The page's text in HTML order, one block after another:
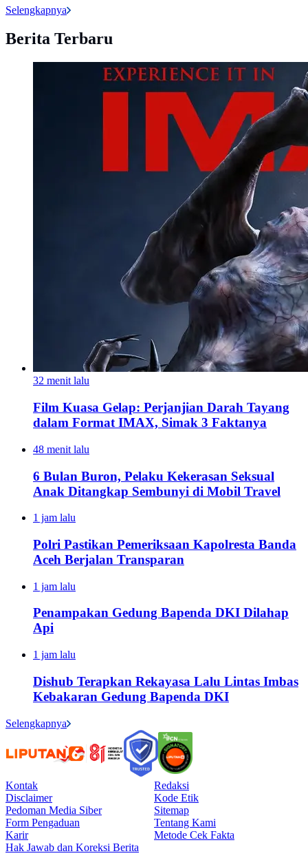
Selengkapnya
Berita Terbaru
32 menit lalu
Film Kuasa Gelap: Perjanjian Darah Tayang
dalam Format IMAX, Simak 3 Faktanya
48 menit lalu
6 Bulan Buron, Pelaku Kekerasan Seksual
Anak Ditangkap Sembunyi di Mobil Travel
1 jam lalu
Polri Pastikan Pemeriksaan Kapolresta Banda
Aceh Berjalan Transparan
1 jam lalu
Penampakan Gedung Bapenda DKI Dilahap
Api
1 jam lalu
Dishub Terapkan Rekayasa Lalu Lintas Imbas
Kebakaran Gedung Bapenda DKI
Selengkapnya
Kontak
Redaksi
Disclaimer
Kode Etik
Pedoman Media Siber
Sitemap
Form Pengaduan
Tentang Kami
Karir
Metode Cek Fakta
Hak Jawab dan Koreksi Berita